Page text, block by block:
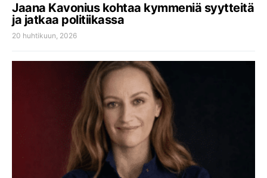
Jaana Kavonius kohtaa kymmeniä syytteitä
ja jatkaa politiikassa
20 huhtikuun, 2026